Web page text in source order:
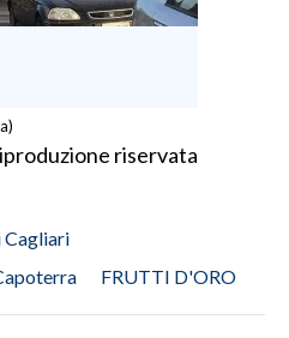
riservata
Cagliari
FRUTTI D'ORO